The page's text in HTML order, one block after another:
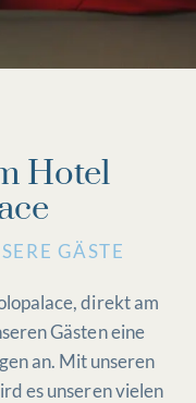
Hotel
GÄSTE
direkt am
Gästen eine
an. Mit unseren
es unseren vielen